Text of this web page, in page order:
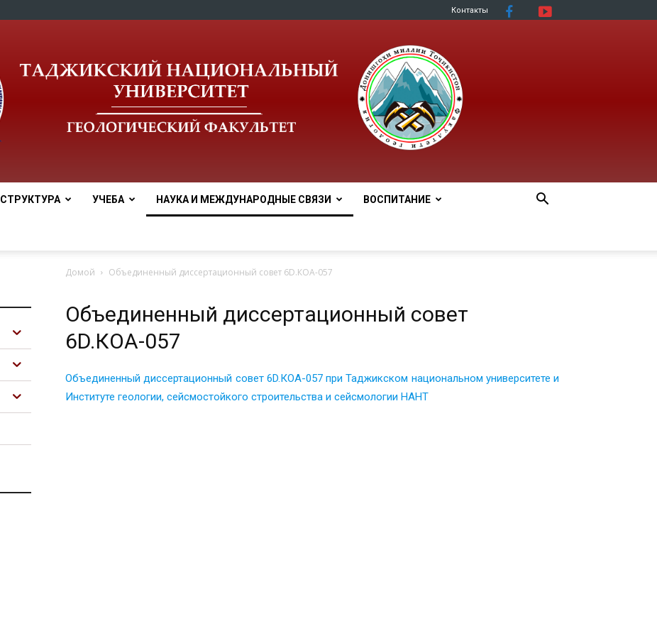
Контакты
СТРУКТУРА УЧЕБА НАУКА И МЕЖДУНАРОДНЫЕ СВЯЗИ ВОСПИТАНИЕ
Домой Объединенный диссертационный совет 6D.КОА-057
Объединенный диссертационный совет
6D.КОА-057
Объединенный диссертационный совет 6D.КОА-057 при Таджикском национальном университете и
Институте геологии, сейсмостойкого строительства и сейсмологии НАНТ